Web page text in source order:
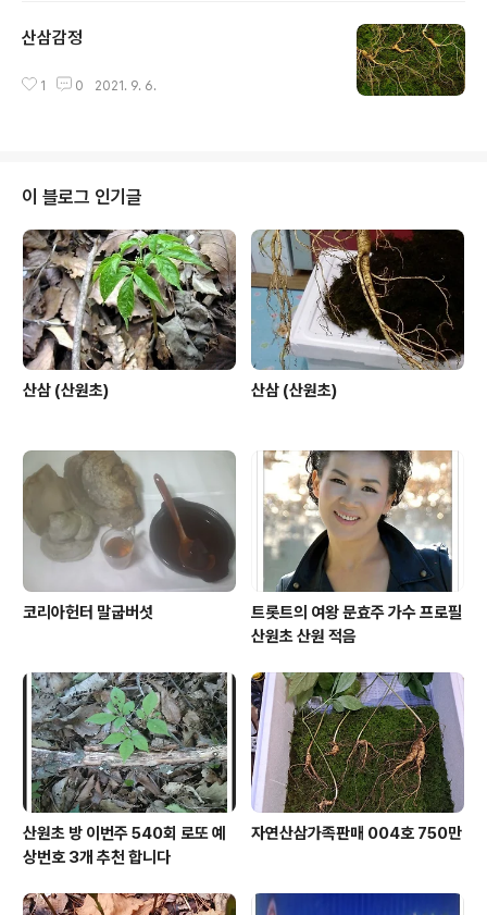
산삼감정
1 0 2021. 9. 6.
이 블로그 인기글
산삼 (산원초) 산삼 (산원초)
코리아헌터 말굽버섯
트롯트의 여왕 문효주 가수 프로필
산원초 산원 적음
산원초 방 이번주 540회 로또 예
상번호 3개 추천 합니다
자연산삼가족판매 004호 750만